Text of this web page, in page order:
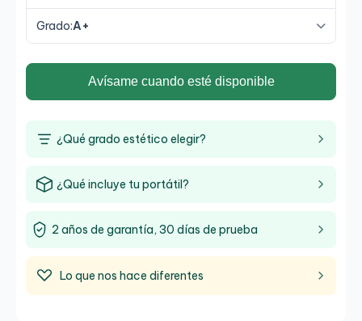
Grado:A+
Avísame cuando esté disponible
¿Qué grado estético elegir?
¿Qué incluye tu portátil?
2 años de garantía, 30 días de prueba
Lo que nos hace diferentes